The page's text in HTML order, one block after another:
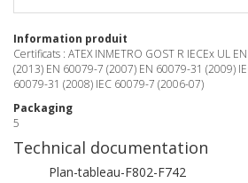
Information produit
Certificats : ATEX INMETRO GOST R IECEx UL
(2013) EN 60079-7 (2007) EN 60079-31 (2009)
60079-31 (2008) IEC 60079-7 (2006-07)
Packaging
5
Technical documentation
Plan-tableau-F802-F742